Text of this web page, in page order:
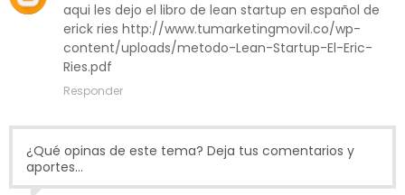
aqui les dejo el libro de lean startup en español de
erick ries http://www.tumarketingmovil.co/wp-
content/uploads/metodo-Lean-Startup-El-Eric-
Ries.pdf
Responder
¿Qué opinas de este tema? Deja tus comentarios y
aportes...